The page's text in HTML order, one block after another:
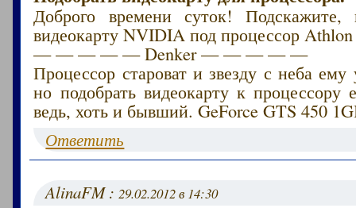
Доброго времени суток! Подскажите,
видеокарту NVIDIA под процессор
— — — — — Denker — — — — —
Процессор староват и звезду с неба ему
но подобрать видеокарту к
ведь, хоть и бывший. GeForce GTS 450
Ответить
AlinaFM :29.02.2012 в 14:30